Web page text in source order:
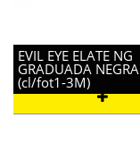
EVIL EYE ELATE NG
GRADUADA NEGRA
(cl/fot1-3M)